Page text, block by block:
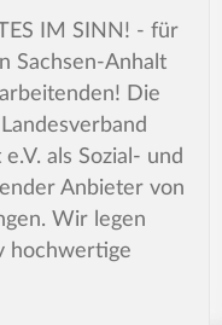
IM SINN! - für
Sachsen-Anhalt
Die
als Sozial- und
Anbieter von
Wir legen
hochwertige